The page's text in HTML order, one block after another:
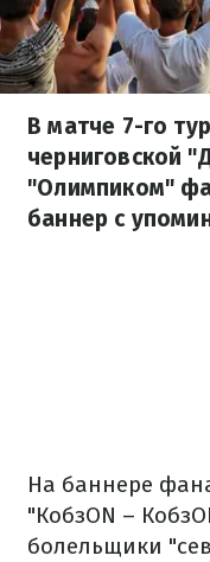
В матче 7-го
черниговской
"Олимпиком"
баннер с
На баннере
"КобзON –
болельщики